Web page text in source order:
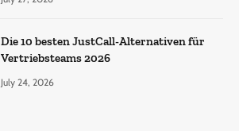
Die 10 besten JustCall-Alternativen für
Vertriebsteams 2026
July 24, 2026